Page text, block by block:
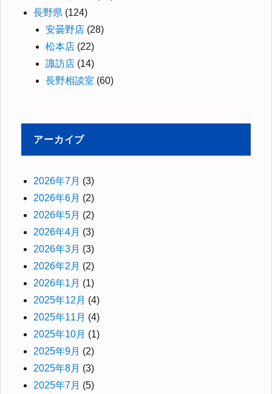
長野県 (124)
安曇野店 (28)
松本店 (22)
諏訪店 (14)
長野相談室 (60)
アーカイブ
2026年7月 (3)
2026年6月 (2)
2026年5月 (2)
2026年4月 (3)
2026年3月 (3)
2026年2月 (2)
2026年1月 (1)
2025年12月 (4)
2025年11月 (4)
2025年10月 (1)
2025年9月 (2)
2025年8月 (3)
2025年7月 (5)